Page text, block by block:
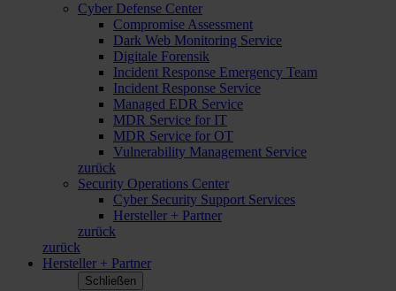
Cyber Defense Center
Compromise Assessment
Dark Web Monitoring Service
Digitale Forensik
Incident Response Emergency Team
Incident Response Service
Managed EDR Service
MDR Service for IT
MDR Service for OT
Vulnerability Management Service
zurück
Security Operations Center
Cyber Security Support Services
Hersteller + Partner
zurück
zurück
Hersteller + Partner
Schließen